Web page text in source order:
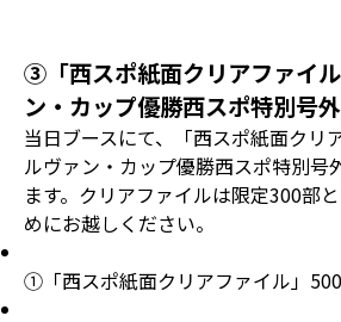
③「西スポ紙面クリアファイ
ン・カップ優勝西スポ特別号
当日ブースにて、「西スポ紙面クリ
ルヴァン・カップ優勝西スポ特別号
ます。クリアファイルは限定300部
めにお越しください。
①「西スポ紙面クリアファイル」